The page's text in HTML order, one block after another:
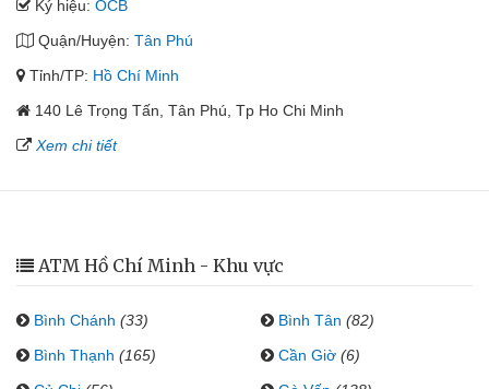
Ký hiệu: OCB
Quận/Huyện: Tân Phú
Tỉnh/TP: Hồ Chí Minh
140 Lê Trọng Tấn, Tân Phú, Tp Ho Chi Minh
Xem chi tiết
ATM Hồ Chí Minh - Khu vực
Bình Chánh (33) Bình Tân (82)
Bình Thạnh (165) Cần Giờ (6)